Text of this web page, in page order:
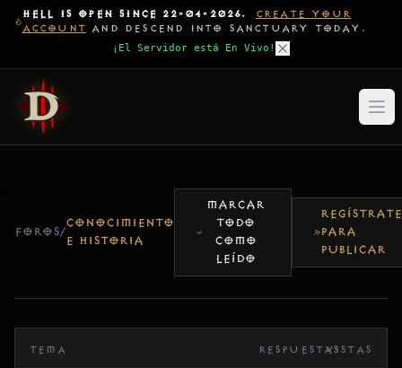
HELL IS OPEN SINCE 22-04-2026.
CREATE YOUR
ACCOUNT AND DESCEND INTO SANCTUARY TODAY.
¡El Servidor está En Vivo!
FOROS/
CONOCIMIENTO
E HISTORIA
MARCAR
TODO
COMO
LEÍDO
REGÍSTRATE
PARA
PUBLICAR
TEMA RESPUESTASVISTAS